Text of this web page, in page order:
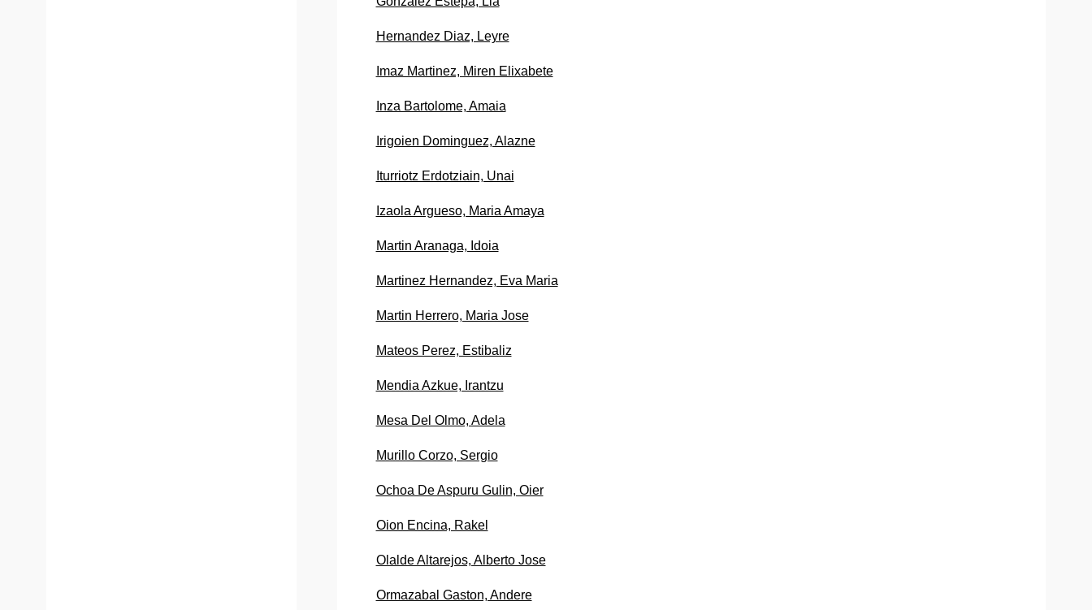
Hernandez Diaz, Leyre
Imaz Martinez, Miren Elixabete
Inza Bartolome, Amaia
Irigoien Dominguez, Alazne
Iturriotz Erdotziain, Unai
Izaola Argueso, Maria Amaya
Martin Aranaga, Idoia
Martinez Hernandez, Eva Maria
Martin Herrero, Maria Jose
Mateos Perez, Estibaliz
Mendia Azkue, Irantzu
Mesa Del Olmo, Adela
Murillo Corzo, Sergio
Ochoa De Aspuru Gulin, Oier
Oion Encina, Rakel
Olalde Altarejos, Alberto Jose
Ormazabal Gaston, Andere